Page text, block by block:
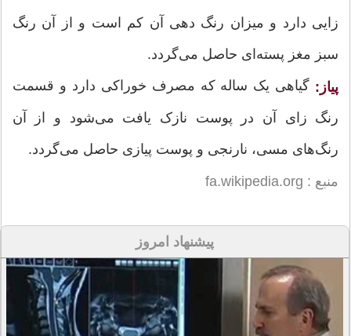
زایی دارد و میزان رنگ دهی آن کم است و از آن رنگ
سبز مغز پسته‌ای حاصل می‌گردد.
پیاز: گیاهی یک ساله که مصرف خوراکی دارد و قسمت
رنگ زای آن در پوست نازک یافت می‌شود و از آن
رنگ‌های مسی، نارنجی و پوست پیازی حاصل می‌گردد.
منبع : fa.wikipedia.org
پیشنهاد امروز